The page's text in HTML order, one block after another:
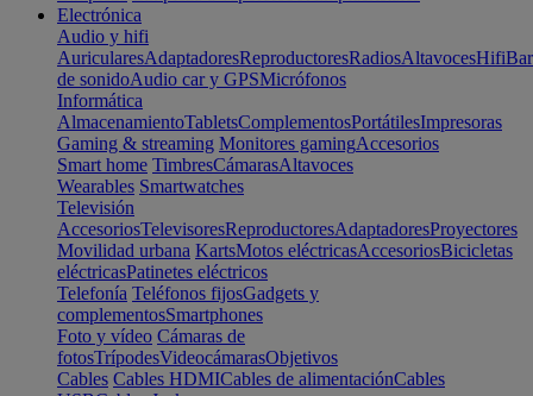
Electrónica
Audio y hifi
AuricularesAdaptadoresReproductoresRadiosAltavocesHifi
de sonidoAudio car y GPSMicrófonos
Informática
AlmacenamientoTabletsComplementosPortátilesImpresoras
Gaming & streaming Monitores gamingAccesorios
Smart home TimbresCámarasAltavoces
Wearables Smartwatches
Televisión
AccesoriosTelevisoresReproductoresAdaptadoresProyectores
Movilidad urbana KartsMotos eléctricasAccesoriosBicicletas
eléctricasPatinetes eléctricos
Telefonía Teléfonos fijosGadgets y
complementosSmartphones
Foto y vídeo Cámaras de
fotosTrípodesVideocámarasObjetivos
Cables Cables HDMICables de alimentaciónCables